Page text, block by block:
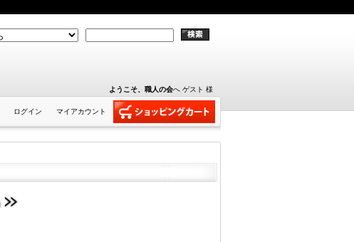
ようこそ、職人の会へ ゲスト 様
マイアカウント
ログイン